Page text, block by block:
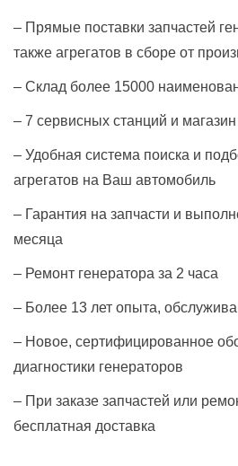
– Прямые поставки запчастей
также агрегатов в сборе от
– Склад более 15000
– 7 сервисных станций и
– Удобная система поиска и
агрегатов на Ваш автомобиль
– Гарантия на запчасти и
месяца
– Ремонт генератора за 2 часа
– Более 13 лет опыта,
– Новое, сертифицированное
диагностики генераторов
– При заказе запчастей или
бесплатная доставка